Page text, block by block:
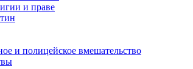
и праве
и полицейское вмешательство